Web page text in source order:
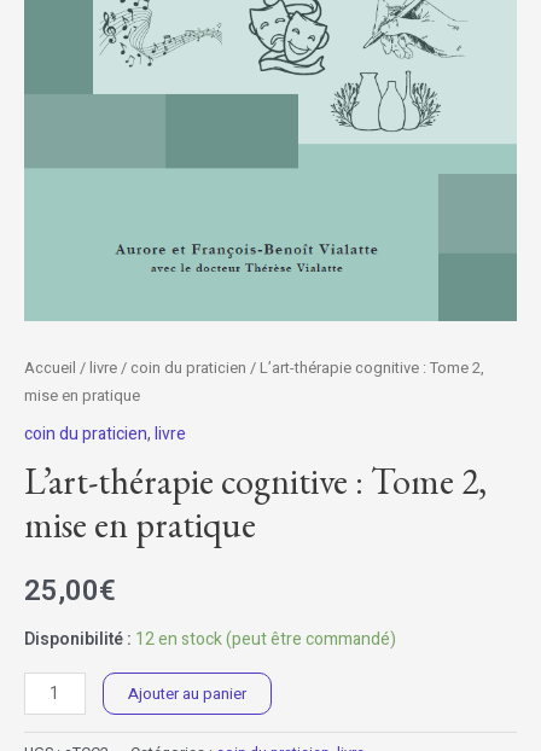
Accueil / livre/ coin du praticien / L’art-thérapie cognitive : Tome 2,
mise en pratique
coin du praticien,livre
L’art-thérapie cognitive : Tome 2,
mise en pratique
25,00€
Disponibilité : 12 en stock (peut être commandé)
quantité
de
Ajouter au panier